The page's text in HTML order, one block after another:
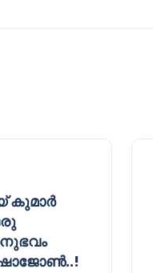
കുമാർ
ഷാജോൺ..!